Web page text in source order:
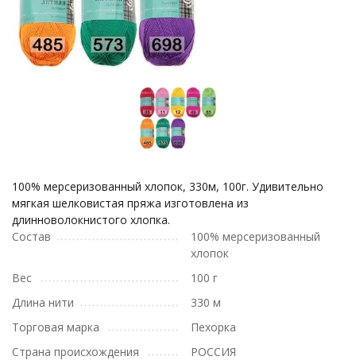
100% мерсеризованный хлопок, 330м, 100г. Удивительно
мягкая шелковистая пряжа изготовлена из
длинноволокнистого хлопка.
Состав
100% мерсеризованный
хлопок
Вес
100 г
Длина нити
330 м
Торговая марка
Пехорка
Страна происхождения
РОССИЯ